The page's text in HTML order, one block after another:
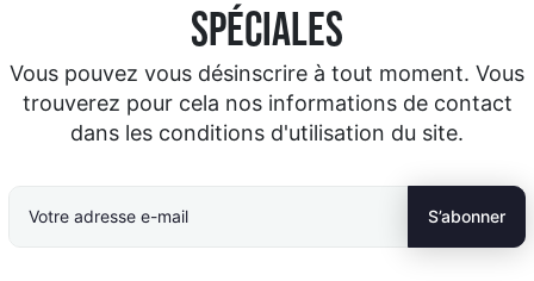
spéciales
Vous pouvez vous désinscrire à tout moment. Vous
trouverez pour cela nos informations de contact
dans les conditions d'utilisation du site.